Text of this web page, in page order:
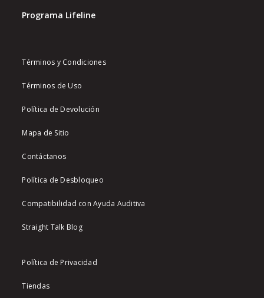
Programa Lifeline
Términos y Condiciones
Términos de Uso
Política de Devolución
Mapa de Sitio
Contáctanos
Política de Desbloqueo
Compatibilidad con Ayuda Auditiva
Straight Talk Blog
Política de Privacidad
Tiendas